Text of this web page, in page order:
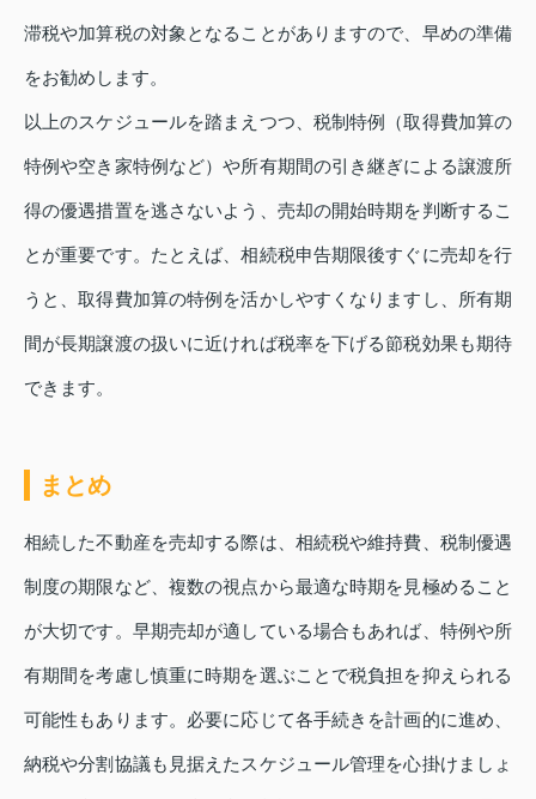
滞税や加算税の対象となることがありますので、早めの準備
をお勧めします。
以上のスケジュールを踏まえつつ、税制特例（取得費加算の
特例や空き家特例など）や所有期間の引き継ぎによる譲渡所
得の優遇措置を逃さないよう、売却の開始時期を判断するこ
とが重要です。たとえば、相続税申告期限後すぐに売却を行
うと、取得費加算の特例を活かしやすくなりますし、所有期
間が長期譲渡の扱いに近ければ税率を下げる節税効果も期待
できます。
まとめ
相続した不動産を売却する際は、相続税や維持費、税制優遇
制度の期限など、複数の視点から最適な時期を見極めること
が大切です。早期売却が適している場合もあれば、特例や所
有期間を考慮し慎重に時期を選ぶことで税負担を抑えられる
可能性もあります。必要に応じて各手続きを計画的に進め、
納税や分割協議も見据えたスケジュール管理を心掛けましょ